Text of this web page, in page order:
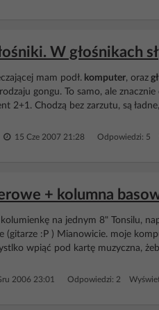
W głośnikach
mam podł. komputer, oraz
gongu. To samo, ale
2+1. Chodzą bez zarzutu, są
15 Cze 2007 21:28 Odpowiedzi: 5
+ kolumna
na jednym 8" Tonsilu,
(gitarze :P ) Mianowicie. moje
wpiąć pod kartę muzyczna,
2006 23:01 Odpowiedzi: 2